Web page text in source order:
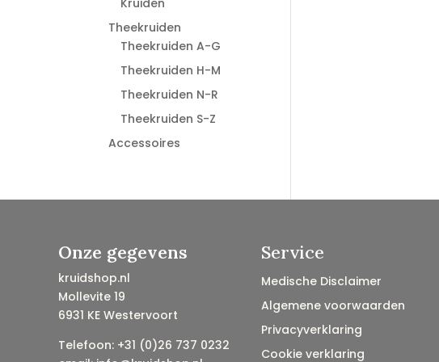
Kruiden
Theekruiden
Theekruiden A-G
Theekruiden H-M
Theekruiden N-R
Theekruiden S-Z
Accessoires
Onze gegevens
kruidshop.nl
Mollevite 19
6931 KE Westervoort
Telefoon: +31 (0)26 737 0232
Service
Medische Disclaimer
Algemene voorwaarden
Privacyverklaring
Cookie verklaring